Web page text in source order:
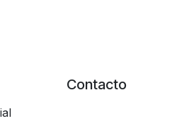
Contacto